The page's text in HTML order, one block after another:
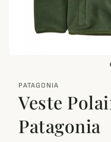
PATAGONIA
Veste
Patagonia